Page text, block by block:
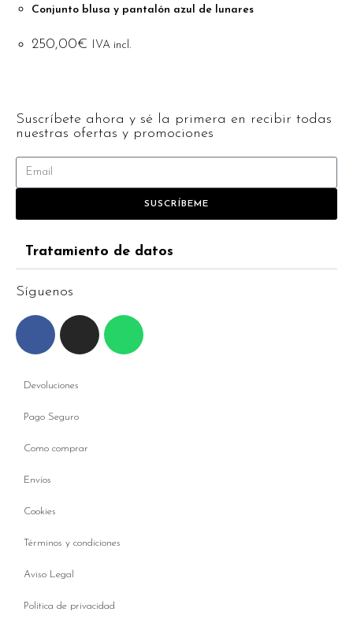
Conjunto blusa y pantalón azul de lunares
250,00€ IVA incl.
Suscríbete ahora y sé la primera en recibir todas
nuestras ofertas y promociones
SUSCRÍBEME
Tratamiento de datos
Síguenos
Devoluciones
Pago Seguro
Como comprar
Envíos
Cookies
Términos y condiciones
Aviso Legal
Política de privacidad